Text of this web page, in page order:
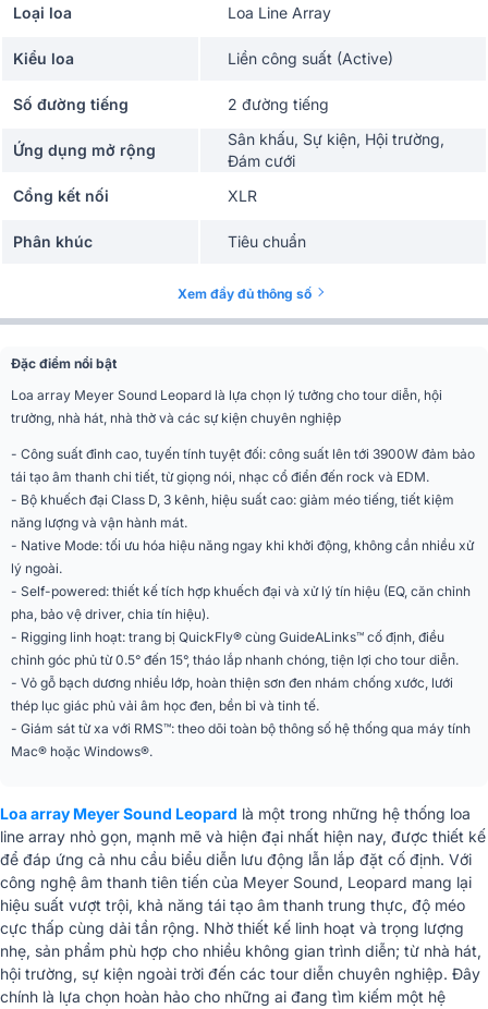
Loại loa Loa Line Array
Kiểu loa Liền công suất (Active)
Số đường tiếng 2 đường tiếng
Ứng dụng mở rộng
Sân khấu, Sự kiện, Hội trường,
Đám cưới
Cổng kết nối
XLR
Phân khúc Tiêu chuẩn
55 Hz - 18 kHz
133.5 dB (M-noise, 18 dB crest);
noise)
Độ phủ âm
Ngang (Horizontal) 110°; Dọc
(Vertical) Phụ thuộc độ dài & cấu
Cấu tạo loa LF
2 × 9” long-excursion cone drivers,
Cấu tạo loa HF
1 × 3” diaphragm compression
đổi qua REM® manifold, 4 Ω
nominal
Kết nối
XLR 5-pin (in + loop) – audio +
RMS; XLR 3-pin (chỉ audio)
định
Mức tín hiệu yêu cầu
+20 dBV (10 Vrms) / 600 Ω để đạt
SPL tối đa
Loại Class D
3 kênh, open-loop
Công suất cực đại 3900W peak
THD/IM/TIM < 0.02%
Xem đầy đủ thông số
Đặc điểm nổi bật
Loa array Meyer Sound Leopard là lựa chọn lý tưởng cho tour diễn, hội
trường, nhà hát, nhà thờ và các sự kiện chuyên nghiệp
- Công suất đỉnh cao, tuyến tính tuyệt đối: công suất lên tới 3900W đảm bảo
tái tạo âm thanh chi tiết, từ giọng nói, nhạc cổ điển đến rock và EDM.
- Bộ khuếch đại Class D, 3 kênh, hiệu suất cao: giảm méo tiếng, tiết kiệm
năng lượng và vận hành mát.
- Native Mode: tối ưu hóa hiệu năng ngay khi khởi động, không cần nhiều xử
lý ngoài.
- Self-powered: thiết kế tích hợp khuếch đại và xử lý tín hiệu (EQ, căn chỉnh
pha, bảo vệ driver, chia tín hiệu).
- Rigging linh hoạt: trang bị QuickFly® cùng GuideALinks™ cố định, điều
chỉnh góc phủ từ 0.5° đến 15°, tháo lắp nhanh chóng, tiện lợi cho tour diễn.
- Vỏ gỗ bạch dương nhiều lớp, hoàn thiện sơn đen nhám chống xước, lưới
thép lục giác phủ vải âm học đen, bền bỉ và tinh tế.
- Giám sát từ xa với RMS™: theo dõi toàn bộ thông số hệ thống qua máy tính
Mac® hoặc Windows®.
Loa array Meyer Sound Leopard là một trong những hệ thống loa
line array nhỏ gọn, mạnh mẽ và hiện đại nhất hiện nay, được thiết kế
để đáp ứng cả nhu cầu biểu diễn lưu động lẫn lắp đặt cố định. Với
công nghệ âm thanh tiên tiến của Meyer Sound, Leopard mang lại
hiệu suất vượt trội, khả năng tái tạo âm thanh trung thực, độ méo
cực thấp cùng dải tần rộng. Nhờ thiết kế linh hoạt và trọng lượng
nhẹ, sản phẩm phù hợp cho nhiều không gian trình diễn; từ nhà hát,
hội trường, sự kiện ngoài trời đến các tour diễn chuyên nghiệp. Đây
chính là lựa chọn hoàn hảo cho những ai đang tìm kiếm một hệ